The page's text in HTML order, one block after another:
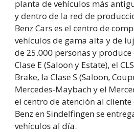
planta de vehículos más
y dentro de la red de
Benz Cars es el centro de
vehículos de gama alta y de
de 25.000 personas y produce
Clase E (Saloon y Estate), el
Brake, la Clase S (Saloon,
Mercedes-Maybach y el
el centro de atención al cliente
Benz en Sindelfingen se
vehículos al día.